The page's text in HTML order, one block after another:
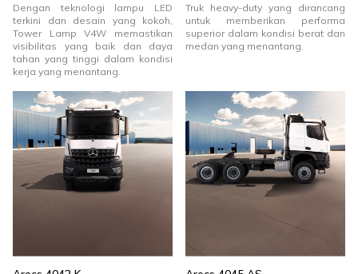
Dengan teknologi lampu LED
terkini dan desain yang kokoh,
Tower Lamp V4W memastikan
visibilitas yang baik dan daya
tahan yang tinggi dalam kondisi
kerja yang menantang.
Truk heavy-duty yang dirancang
untuk memberikan performa
superior dalam kondisi berat dan
medan yang menantang.